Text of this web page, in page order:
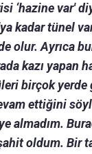
‘hazine var'
kadar tünel
olur. Ayrıca
kazı yapan
birçok yerde
ettiğini
almadım.
oldum. Bir